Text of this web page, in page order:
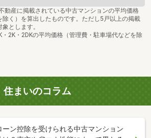
動産に掲載されている中古マンションの平均価格
除く）を算出したものです。ただし5戸以上の掲載
とします。
2K・2DKの平均価格（管理費・駐車場代などを除
住まいのコラム
ーン控除を受けられる中古マンション